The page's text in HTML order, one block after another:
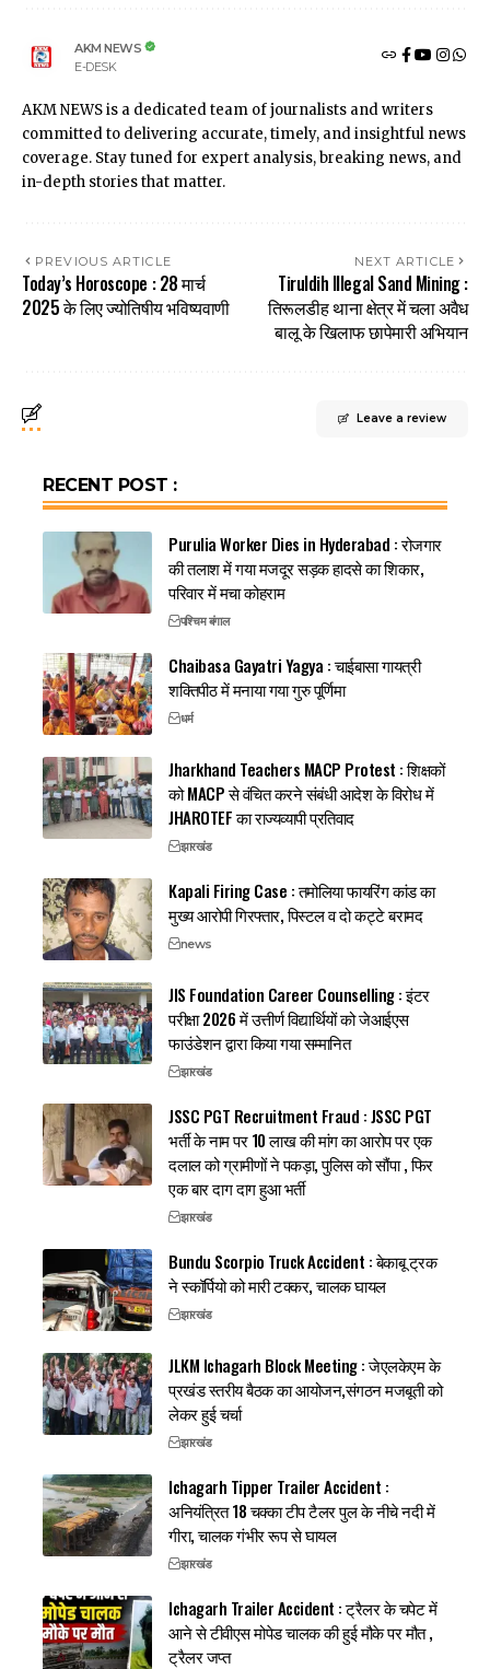
AKM NEWS
E-DESK
AKM NEWS is a dedicated team of journalists and writers
committed to delivering accurate, timely, and insightful news
coverage. Stay tuned for expert analysis, breaking news, and
in-depth stories that matter.
PREVIOUS ARTICLE
Today’s Horoscope : 28 मार्च
2025 के लिए ज्योतिषीय भविष्यवाणी
NEXT ARTICLE
Tiruldih Illegal Sand Mining :
तिरूलडीह थाना क्षेत्र में चला अवैध
बालू के खिलाफ छापेमारी अभियान
Leave a review
RECENT POST :
Purulia Worker Dies in Hyderabad : रोजगार
की तलाश में गया मजदूर सड़क हादसे का शिकार,
परिवार में मचा कोहराम
पश्चिम बंगाल
Chaibasa Gayatri Yagya : चाईबासा गायत्री
शक्तिपीठ में मनाया गया गुरु पूर्णिमा
धर्म
Jharkhand Teachers MACP Protest : शिक्षकों
को MACP से वंचित करने संबंधी आदेश के विरोध में
JHAROTEF का राज्यव्यापी प्रतिवाद
झारखंड
Kapali Firing Case : तमोलिया फायरिंग कांड का
मुख्य आरोपी गिरफ्तार, पिस्टल व दो कट्टे बरामद
news
JIS Foundation Career Counselling : इंटर
परीक्षा 2026 में उत्तीर्ण विद्यार्थियों को जेआईएस
फाउंडेशन द्वारा किया गया सम्मानित
झारखंड
JSSC PGT Recruitment Fraud : JSSC PGT
भर्ती के नाम पर 10 लाख की मांग का आरोप पर एक
दलाल को ग्रामीणों ने पकड़ा, पुलिस को सौंपा , फिर
एक बार दाग दाग हुआ भर्ती
झारखंड
Bundu Scorpio Truck Accident : बेकाबू ट्रक
ने स्कॉर्पियो को मारी टक्कर, चालक घायल
झारखंड
JLKM Ichagarh Block Meeting : जेएलकेएम के
प्रखंड स्तरीय बैठक का आयोजन,संगठन मजबूती को
लेकर हुई चर्चा
झारखंड
Ichagarh Tipper Trailer Accident :
अनियंत्रित 18 चक्का टीप टैलर पुल के नीचे नदी में
गीरा, चालक गंभीर रूप से घायल
झारखंड
Ichagarh Trailer Accident : ट्रैलर के चपेट में
आने से टीवीएस मोपेड चालक की हुई मौके पर मौत ,
ट्रैलर जप्त